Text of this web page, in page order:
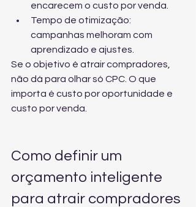
encarecem o custo por venda.
Tempo de otimização:
campanhas melhoram com
aprendizado e ajustes.
Se o objetivo é atrair compradores,
não dá para olhar só CPC. O que
importa é custo por oportunidade e
custo por venda.
Como definir um
orçamento inteligente
para atrair compradores